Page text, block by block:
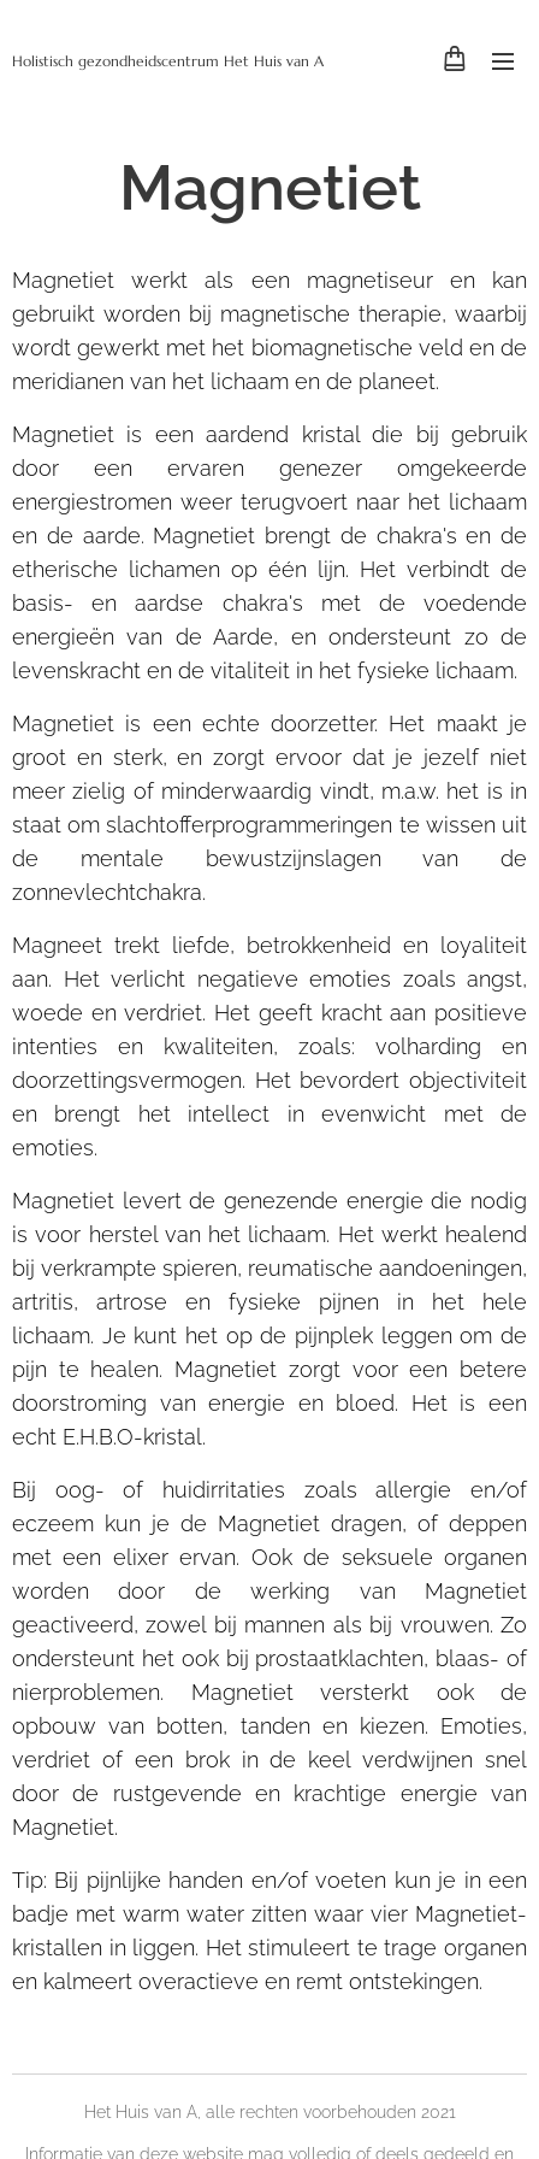
Holistisch gezondheidscentrum Het Huis van A
Magnetiet
Magnetiet werkt als een magnetiseur en kan
gebruikt worden bij magnetische therapie, waarbij
wordt gewerkt met het biomagnetische veld en de
meridianen van het lichaam en de planeet.
Magnetiet is een aardend kristal die bij gebruik
door een ervaren genezer omgekeerde
energiestromen weer terugvoert naar het lichaam
en de aarde. Magnetiet brengt de chakra's en de
etherische lichamen op één lijn. Het verbindt de
basis- en aardse chakra's met de voedende
energieën van de Aarde, en ondersteunt zo de
levenskracht en de vitaliteit in het fysieke lichaam.
Magnetiet is een echte doorzetter. Het maakt je
groot en sterk, en zorgt ervoor dat je jezelf niet
meer zielig of minderwaardig vindt, m.a.w. het is in
staat om slachtofferprogrammeringen te wissen uit
de mentale bewustzijnslagen van de
zonnevlechtchakra.
Magneet trekt liefde, betrokkenheid en loyaliteit
aan. Het verlicht negatieve emoties zoals angst,
woede en verdriet. Het geeft kracht aan positieve
intenties en kwaliteiten, zoals: volharding en
doorzettingsvermogen. Het bevordert objectiviteit
en brengt het intellect in evenwicht met de
emoties.
Magnetiet levert de genezende energie die nodig
is voor herstel van het lichaam. Het werkt healend
bij verkrampte spieren, reumatische aandoeningen,
artritis, artrose en fysieke pijnen in het hele
lichaam. Je kunt het op de pijnplek leggen om de
pijn te healen. Magnetiet zorgt voor een betere
doorstroming van energie en bloed. Het is een
echt E.H.B.O-kristal.
Bij oog- of huidirritaties zoals allergie en/of
eczeem kun je de Magnetiet dragen, of deppen
met een elixer ervan. Ook de seksuele organen
worden door de werking van Magnetiet
geactiveerd, zowel bij mannen als bij vrouwen. Zo
ondersteunt het ook bij prostaatklachten, blaas- of
nierproblemen. Magnetiet versterkt ook de
opbouw van botten, tanden en kiezen. Emoties,
verdriet of een brok in de keel verdwijnen snel
door de rustgevende en krachtige energie van
Magnetiet.
Tip: Bij pijnlijke handen en/of voeten kun je in een
badje met warm water zitten waar vier Magnetiet-
kristallen in liggen. Het stimuleert te trage organen
en kalmeert overactieve en remt ontstekingen.
Het Huis van A, alle rechten voorbehouden 2021
Informatie van deze website mag volledig of deels gedeeld en